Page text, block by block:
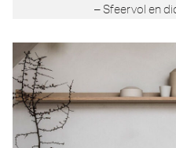
– Sfeervol en